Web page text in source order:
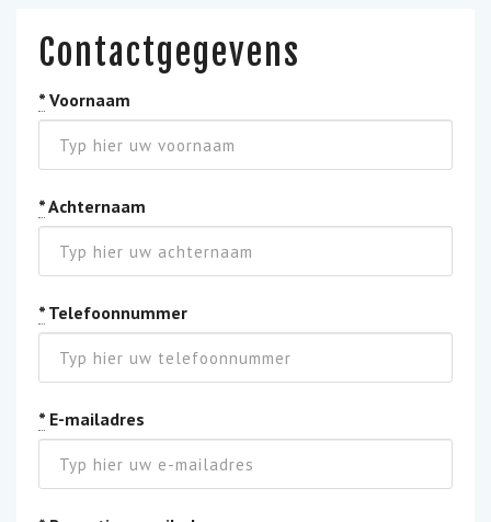
Contactgegevens
* Voornaam
*Achternaam
* Telefoonnummer
* E-mailadres